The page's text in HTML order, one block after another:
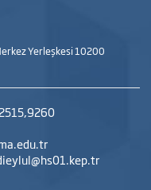
Yerleşkesi 10200